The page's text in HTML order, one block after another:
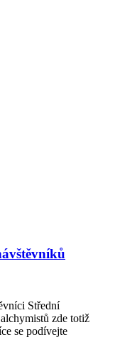
Střední
zde totiž
se podívejte